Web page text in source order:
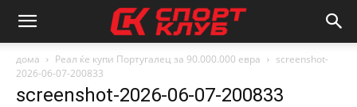
дома Реал ќе купи Португалец за 90.000.000 евра
screenshot-
2026-06-07-200833
screenshot-2026-06-07-200833